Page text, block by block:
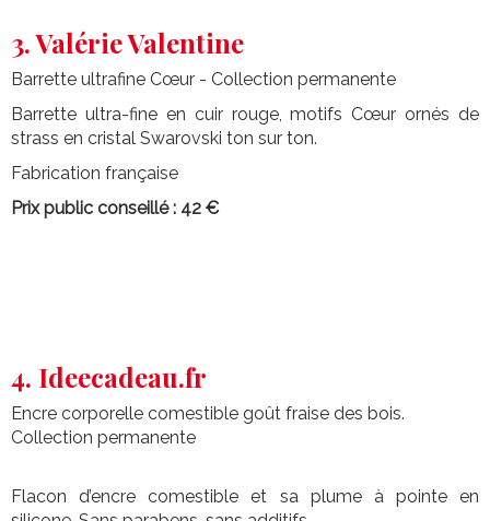
3. Valérie Valentine
Barrette ultrafine Cœur - Collection permanente
Barrette ultra-fine en cuir rouge, motifs Cœur ornés de
strass en cristal Swarovski ton sur ton.
Fabrication française
Prix public conseillé : 42 €
4. Ideecadeau.fr
Encre corporelle comestible goût fraise des bois.
Collection permanente
Flacon d’encre comestible et sa plume à pointe en